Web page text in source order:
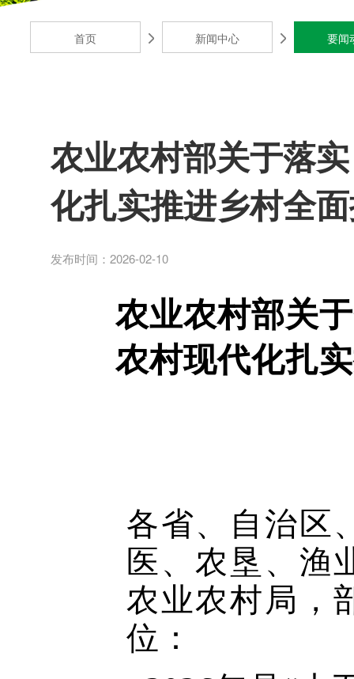
首页 新闻中心 要闻
农业农村部关于落
化扎实推进乡村全
发布时间：2026-02-10
农业农村部关
农村现代化扎
各省、自治区
医、农垦、渔
农业农村局，
位：